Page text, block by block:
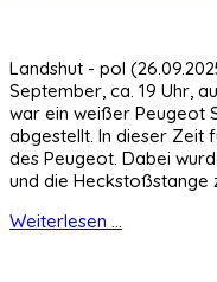
Landshut - pol
September, ca. 19 Uhr,
war ein weißer Peugeot
abgestellt. In dieser Zeit
des Peugeot. Dabei
und die Heckstoßstange
Weiterlesen ...